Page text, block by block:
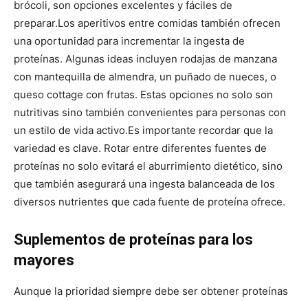
brócoli, son opciones excelentes y fáciles de
preparar.Los aperitivos entre comidas también ofrecen
una oportunidad para incrementar la ingesta de
proteínas. Algunas ideas incluyen rodajas de manzana
con mantequilla de almendra, un puñado de nueces, o
queso cottage con frutas. Estas opciones no solo son
nutritivas sino también convenientes para personas con
un estilo de vida activo.Es importante recordar que la
variedad es clave. Rotar entre diferentes fuentes de
proteínas no solo evitará el aburrimiento dietético, sino
que también asegurará una ingesta balanceada de los
diversos nutrientes que cada fuente de proteína ofrece.
Suplementos de proteínas para los
mayores
Aunque la prioridad siempre debe ser obtener proteínas